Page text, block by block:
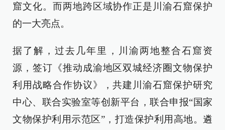
窟文化。而两地跨区域协作正是川渝石窟保护
的一大亮点。
据了解，过去几年里，川渝两地整合石窟资
源，签订《推动成渝地区双城经济圈文物保护
利用战略合作协议》，共建川渝石窟保护研究
中心、联合实验室等创新平台，联合申报“国家
文物保护利用示范区”，打造保护利用高地。遴